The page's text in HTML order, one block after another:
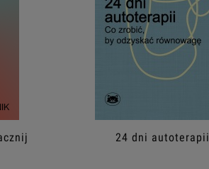
24 dni autoterapii